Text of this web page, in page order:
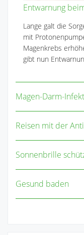
Entwarnung
Lange galt die
mit
Magenkrebs
gibt nun
Magen-Darm-
Reisen mit der
Sonnenbrille
Gesund baden